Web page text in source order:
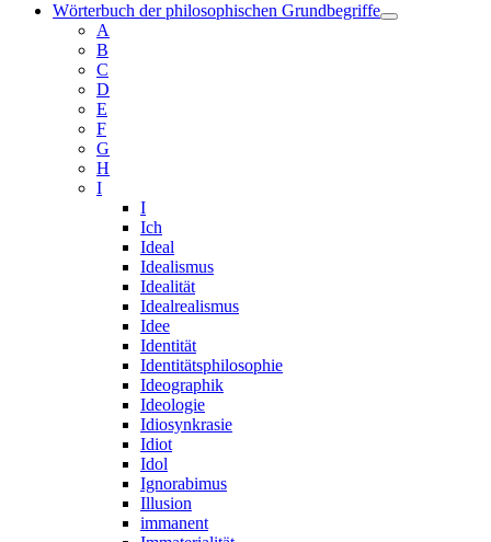
Wörterbuch der philosophischen Grundbegriffe
A
B
C
D
E
F
G
H
I
I
Ich
Ideal
Idealismus
Idealität
Idealrealismus
Idee
Identität
Identitätsphilosophie
Ideographik
Ideologie
Idiosynkrasie
Idiot
Idol
Ignorabimus
Illusion
immanent